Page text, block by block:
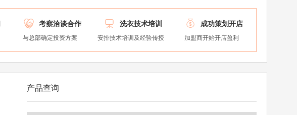
 考察洽谈合作
与总部确定投资方案
 洗衣技术培训
安排技术培训及经验传授
 成功策划开店
加盟商开始开店盈利
产品查询